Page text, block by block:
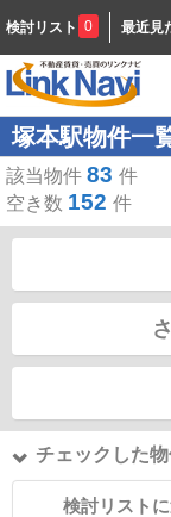
検討リスト 0 最近見
塚本駅物件一
該当物件 83 件
空き数 152 件
チェックした
検討リスト